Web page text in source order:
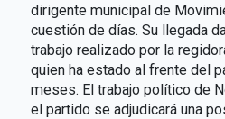
dirigente municipal de
cuestión de días. Su llegada
trabajo realizado por la
quien ha estado al frente del
meses. El trabajo político de
el partido se adjudicará una